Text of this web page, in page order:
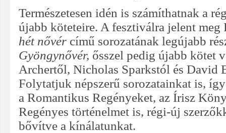
Természetesen idén is számíthatnak a
újabb köteteire. A fesztiválra jelent
hét nővér című sorozatának legújabb
Gyöngynővér, ősszel pedig újabb kötet
Archertől, Nicholas Sparkstól és David
Folytatjuk népszerű sorozatainkat is,
a Romantikus Regényeket, az Írisz
Regényes történelmet is, régi-új
bővítve a kínálatunkat.